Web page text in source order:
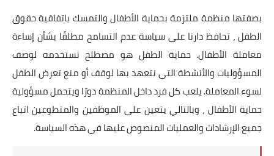
بصفتها منظمة ملتزمة بحماية الأطفال والتمسك باتفاقية حقوق
الطفل ، تحافظ دارنا على سياسة عدم التسامح مطلقًا بشأن إساءة
معاملة الأطفال. حماية الطفل هو مصطلح نستخدمه لوصف
المسؤوليات والأنشطة التي نتعهد بها لوقف أو منع تعرض الطفل
لسوء المعاملة. يلعب كل فرد داخل المنظمة دورًا ويتحمل مسؤولية
حماية الأطفال ، وبالتالي يتعين على الموظفين والمتطوعين اتباع
جميع الإرشادات والعمليات المنصوص عليها في هذه السياسة.